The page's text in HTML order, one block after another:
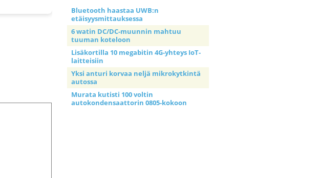
Bluetooth haastaa UWB:n
etäisyysmittauksessa
6 watin DC/DC-muunnin mahtuu
tuuman koteloon
Lisäkortilla 10 megabitin 4G-yhteys IoT-
laitteisiin
Yksi anturi korvaa neljä mikrokytkintä
autossa
Murata kutisti 100 voltin
autokondensaattorin 0805-kokoon